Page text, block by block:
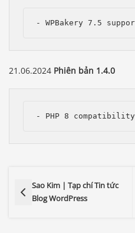
- WPBakery 7.5
21.06.2024 Phiên bản 1.4.0
- PHP 8
Sao Kim | Tạp chí Tin tức
Blog WordPress